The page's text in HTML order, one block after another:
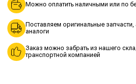
Можно оплатить наличными или по
Поставляем оригинальные запчасти,
аналоги
Заказ можно забрать из нашего
транспортной компанией